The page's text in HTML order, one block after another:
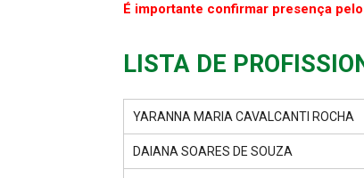
É importante confirmar presença
LISTA DE
YARANNA MARIA CAVALCANTI ROCHA
DAIANA SOARES DE SOUZA